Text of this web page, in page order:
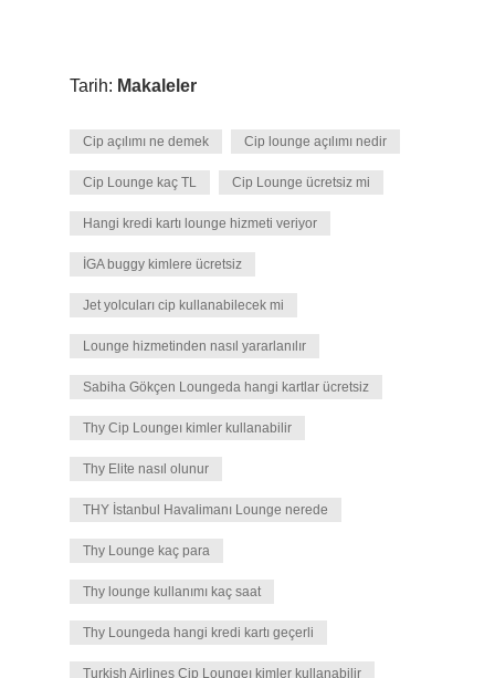
Tarih: Makaleler
Cip açılımı ne demek Cip lounge açılımı nedir
Cip Lounge kaç TL Cip Lounge ücretsiz mi
Hangi kredi kartı lounge hizmeti veriyor
İGA buggy kimlere ücretsiz
Jet yolcuları cip kullanabilecek mi
Lounge hizmetinden nasıl yararlanılır
Sabiha Gökçen Loungeda hangi kartlar ücretsiz
Thy Cip Loungeı kimler kullanabilir
Thy Elite nasıl olunur
THY İstanbul Havalimanı Lounge nerede
Thy Lounge kaç para
Thy lounge kullanımı kaç saat
Thy Loungeda hangi kredi kartı geçerli
Turkish Airlines Cip Loungeı kimler kullanabilir